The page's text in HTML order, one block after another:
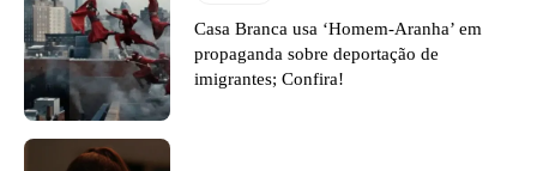
Casa Branca usa ‘Homem-Aranha’ em
propaganda sobre deportação de
imigrantes; Confira!